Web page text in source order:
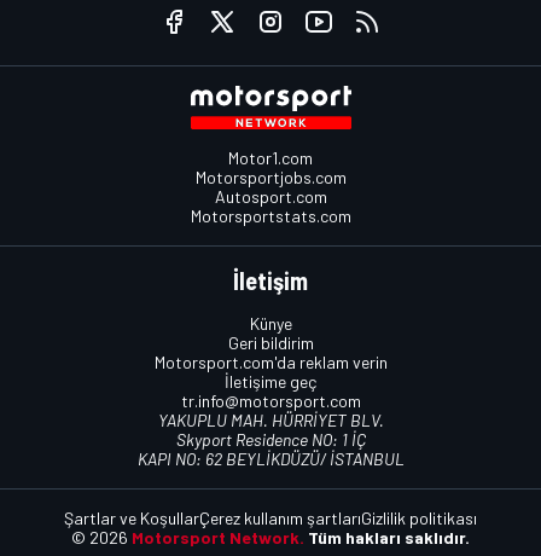
Motor1.com
Motorsportjobs.com
Autosport.com
Motorsportstats.com
İletişim
Künye
Geri bildirim
Motorsport.com'da reklam verin
İletişime geç
tr.info@motorsport.com
YAKUPLU MAH. HÜRRİYET BLV.
Skyport Residence NO: 1 İÇ
KAPI NO: 62 BEYLİKDÜZÜ/ İSTANBUL
© 2026 Motorsport Network. Tüm hakları saklıdır.
Şartlar ve KoşullarÇerez kullanım şartlarıGizlilik politikası